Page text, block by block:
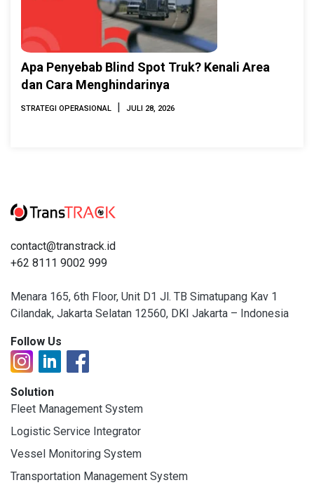
Apa Penyebab Blind Spot Truk? Kenali Area
dan Cara Menghindarinya
STRATEGI OPERASIONAL | JULI 28, 2026
contact@transtrack.id
+62 8111 9002 999
Menara 165, 6th Floor, Unit D1 Jl. TB Simatupang Kav 1
Cilandak, Jakarta Selatan 12560, DKI Jakarta – Indonesia
Follow Us
Solution
Fleet Management System
Logistic Service Integrator
Vessel Monitoring System
Transportation Management System